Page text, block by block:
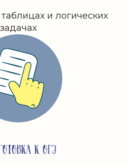
и логических
задачах
К ОГЭ